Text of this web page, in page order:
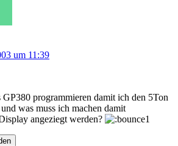
um 11:39
GP380 programmieren damit ich den 5Ton
was muss ich machen damit
angeziegt werden?